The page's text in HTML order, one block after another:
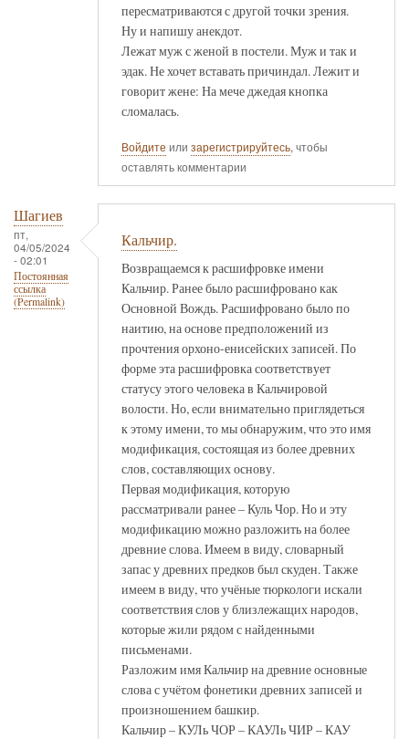
пересматриваются с другой точки зрения.
Ну и напишу анекдот.
Лежат муж с женой в постели. Муж и так и
эдак. Не хочет вставать причиндал. Лежит и
говорит жене: На мече джедая кнопка
сломалась.
Войдите или зарегистрируйтесь, чтобы
оставлять комментарии
Шагиев
пт,
04/05/2024
- 02:01
Постоянная
ссылка
(Permalink)
Кальчир.
Возвращаемся к расшифровке имени
Кальчир. Ранее было расшифровано как
Основной Вождь. Расшифровано было по
наитию, на основе предположений из
прочтения орхоно-енисейских записей. По
форме эта расшифровка соответствует
статусу этого человека в Кальчировой
волости. Но, если внимательно приглядеться
к этому имени, то мы обнаружим, что это имя
модификация, состоящая из более древних
слов, составляющих основу.
Первая модификация, которую
рассматривали ранее – Куль Чор. Но и эту
модификацию можно разложить на более
древние слова. Имеем в виду, словарный
запас у древних предков был скуден. Также
имеем в виду, что учёные тюркологи искали
соответствия слов у близлежащих народов,
которые жили рядом с найденными
письменами.
Разложим имя Кальчир на древние основные
слова с учётом фонетики древних записей и
произношением башкир.
Кальчир – КУЛь ЧОР – КАУЛь ЧИР – КАУ